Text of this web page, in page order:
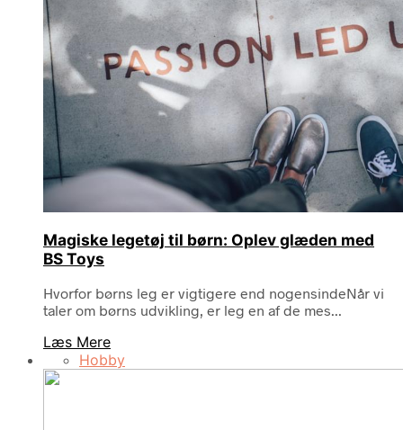
Magiske legetøj til børn: Oplev glæden med
BS Toys
Hvorfor børns leg er vigtigere end nogensindeNår vi
taler om børns udvikling, er leg en af de mes...
Læs Mere
Hobby